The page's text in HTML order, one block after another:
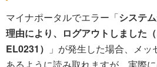
マイナポータルでエラー「システ
理由により、ログアウトしました
EL0231）
」が発生した場合、メ